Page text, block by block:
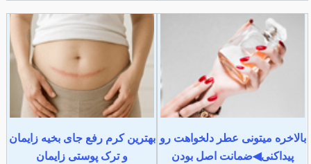
بالاخره میتونی عطر دلخواهت رو
پیداکنی◀ضمانت اصل بودن
بهترین کرم رفع جای بخیه زایمان
و ترک پوستی زایمان